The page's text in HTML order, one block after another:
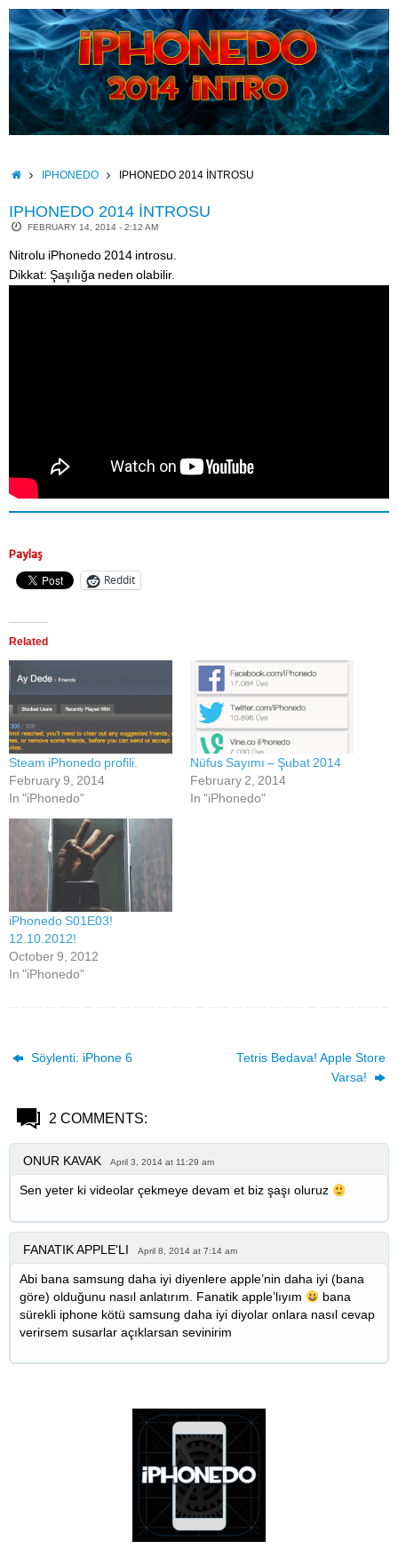
Skip
to
content
HOMEIPHONEDO IPHONEDO 2014 İNTROSU
IPHONEDO 2014 İNTROSU
FEBRUARY 14, 2014 - 2:12 AM
Nitrolu iPhonedo 2014 introsu.
Dikkat: Şaşılığa neden olabilir.
Paylaş
Reddit
Related
Steam iPhonedo profili.
February 9, 2014
In "iPhonedo"
Nüfus Sayımı – Şubat 2014
February 2, 2014
In "iPhonedo"
iPhonedo S01E03!
12.10.2012!
October 9, 2012
In "iPhonedo"
Söylenti: iPhone 6
Tetris Bedava! Apple Store
Varsa!
2 COMMENTS:
ONUR KAVAK April 3, 2014 at 11:29 am
Sen yeter ki videolar çekmeye devam et biz şaşı oluruz
FANATIK APPLE'LI April 8, 2014 at 7:14 am
Abi bana samsung daha iyi diyenlere apple’nin daha iyi (bana
göre) olduğunu nasıl anlatırım. Fanatik apple’lıyım
bana
sürekli iphone kötü samsung daha iyi diyolar onlara nasıl cevap
verirsem susarlar açıklarsan sevinirim